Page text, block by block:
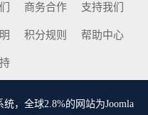
商务合作 支持我们
积分规则 帮助中心
，全球2.8%的网站为Joomla